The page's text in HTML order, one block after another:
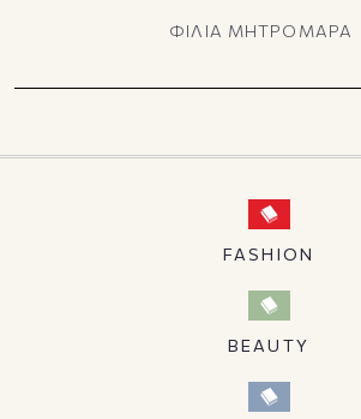
ΦΙΛΙΑ ΜΗΤΡΟΜΑΡΑ
FASHION
BEAUTY